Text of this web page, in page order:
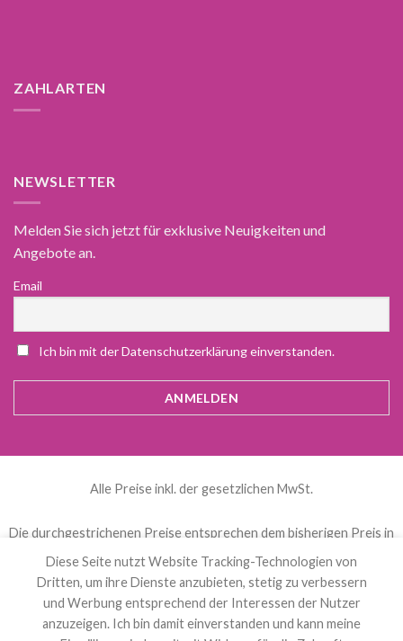
ZAHLARTEN
NEWSLETTER
Melden Sie sich jetzt für exklusive Neuigkeiten und
Angebote an.
Email
Ich bin mit der Datenschutzerklärung einverstanden.
Alle Preise inkl. der gesetzlichen MwSt.
Die durchgestrichenen Preise entsprechen dem bisherigen Preis in
diesem Online-Shop.
Diese Seite nutzt Website Tracking-Technologien von
Dritten, um ihre Dienste anzubieten, stetig zu verbessern
und Werbung entsprechend der Interessen der Nutzer
anzuzeigen. Ich bin damit einverstanden und kann meine
العربية(Arabisch) Čeština(Tschechisch)
Nederlands( Niederländisch ) English (Englisch)